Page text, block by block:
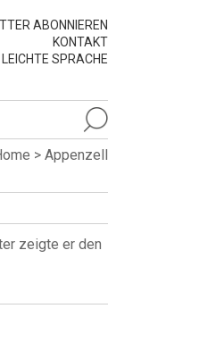
ABONNIEREN
KONTAKT
LEICHTE SPRACHE
> Appenzell
zeigte er den